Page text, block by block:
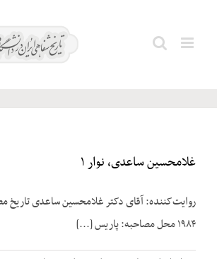
دهقانی؛
غلامحسین ساعدی، نوار ۱
روایت‌کننده: آقای دکتر غلامحسین ساعدی تاریخ
۱۹۸۴ محل مصاحبه: پاریس [...]